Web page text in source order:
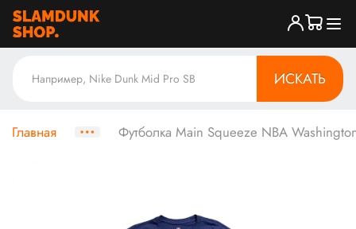
ИСКАТЬ
Главная Футболка Main Squeeze NBA